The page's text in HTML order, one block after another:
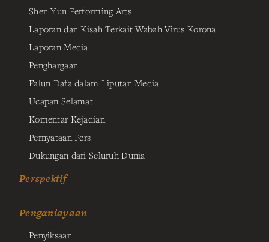
Shen Yun Performing Arts
Laporan dan Kisah Terkait Wabah Virus Korona
Laporan Media
Penghargaan
Falun Dafa dalam Liputan Media
Ucapan Selamat
Komentar Kejadian
Pernyataan Pers
Dukungan dari Seluruh Dunia
Perspektif
Penganiayaan
Penyiksaan